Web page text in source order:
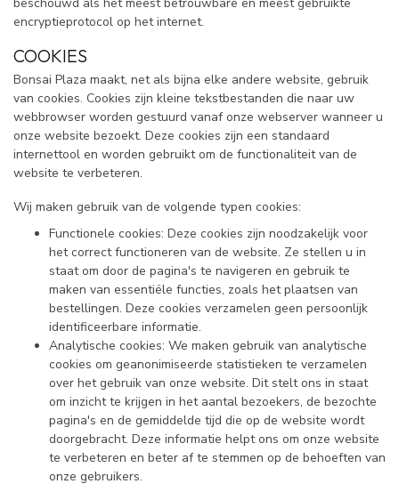
encryptieprotocol op het internet.
COOKIES
Bonsai Plaza maakt, net als bijna elke andere website, gebruik
van cookies. Cookies zijn kleine tekstbestanden die naar uw
webbrowser worden gestuurd vanaf onze webserver wanneer u
onze website bezoekt. Deze cookies zijn een standaard
internettool en worden gebruikt om de functionaliteit van de
website te verbeteren.
Wij maken gebruik van de volgende typen cookies:
Functionele cookies: Deze cookies zijn noodzakelijk voor
het correct functioneren van de website. Ze stellen u in
staat om door de pagina's te navigeren en gebruik te
maken van essentiële functies, zoals het plaatsen van
bestellingen. Deze cookies verzamelen geen persoonlijk
identificeerbare informatie.
Analytische cookies: We maken gebruik van analytische
cookies om geanonimiseerde statistieken te verzamelen
over het gebruik van onze website. Dit stelt ons in staat
om inzicht te krijgen in het aantal bezoekers, de bezochte
pagina's en de gemiddelde tijd die op de website wordt
doorgebracht. Deze informatie helpt ons om onze website
te verbeteren en beter af te stemmen op de behoeften van
onze gebruikers.